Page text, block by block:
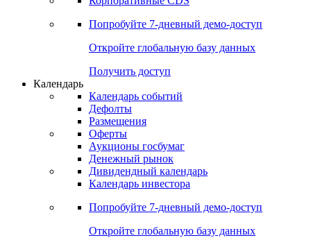
Валютные и процентные свопы
Корпоративные CDS
Попробуйте7-дневный
Откройте глобальную базу данных
Получить доступ
Календарь
Календарь событий
Дефолты
Размещения
Оферты
Денежный рынок
Календарь инвестора